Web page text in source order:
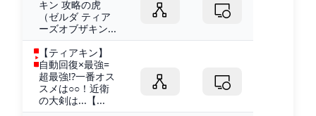
キン 攻略の虎
（ゼルダ ティア
ーズオブザキン...
【ティアキン】
自動回復×最強=
超最強!?一番オス
スメは○○！近衛
の大剣は...【...